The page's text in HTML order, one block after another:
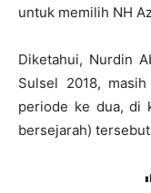
untuk memilih NH
Diketahui, Nurdin
Sulsel 2018,
periode ke dua, di
bersejarah)